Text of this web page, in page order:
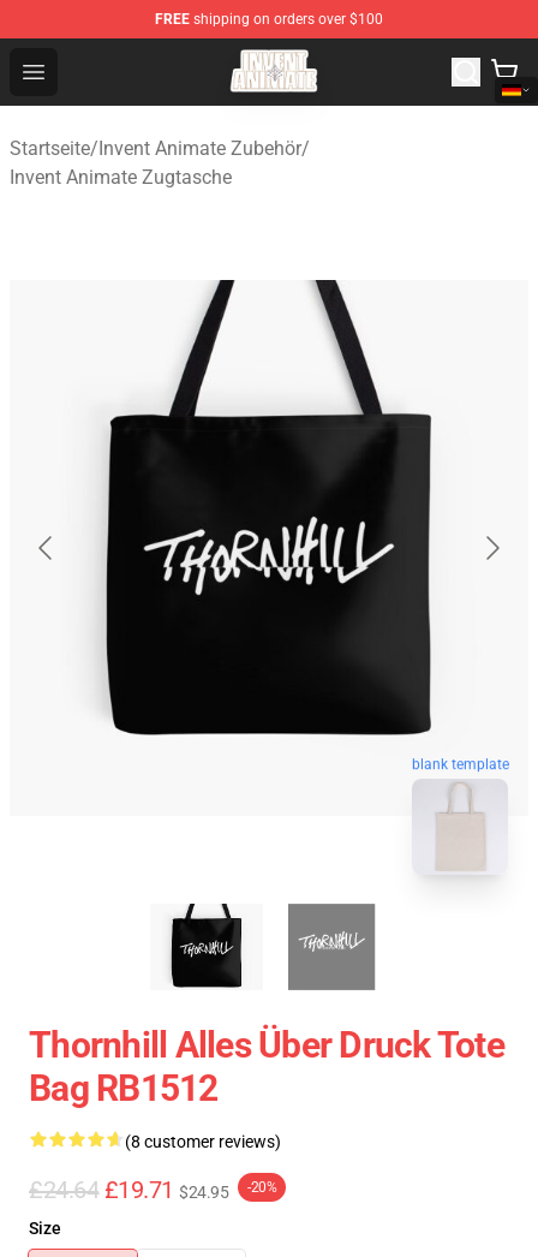
FREE shipping on orders over $100
Open menu
Invent Animate Shop - Official Invent Animate
Startseite/Invent Animate Zubehör/
Invent Animate Zugtasche
blank template
Thornhill Alles Über Druck Tote
Bag RB1512
(8 customer reviews)
£24.64 £19.71 $24.95 -20%
Size